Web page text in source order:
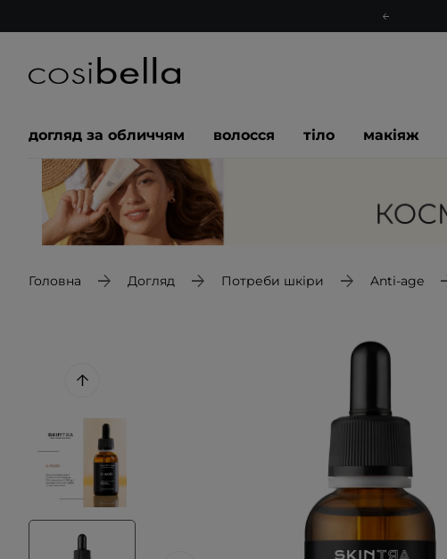
догляд за обличчям волосся тіло макіяж
Головна Догляд Потреби шкіри Anti-age